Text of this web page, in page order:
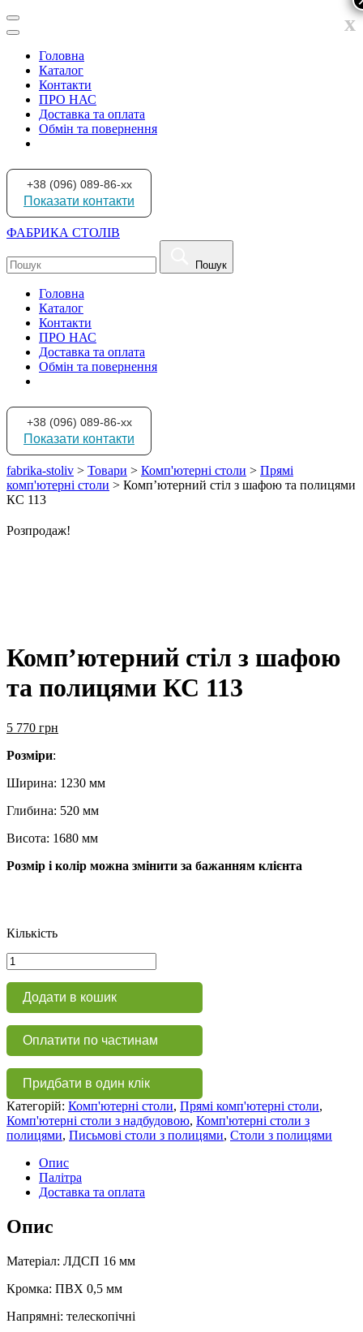
Головна
Каталог
Контакти
ПРО НАС
Доставка та оплата
Обмін та повернення
+38 (096) 089-86-xx
Показати контакти
ФАБРИКА СТОЛІВ
Пошук
Головна
Каталог
Контакти
ПРО НАС
Доставка та оплата
Обмін та повернення
+38 (096) 089-86-xx
Показати контакти
fabrika-stoliv > Товари > Комп'ютерні столи > Прямі
комп'ютерні столи > Комп’ютерний стіл з шафою та полицями
КС 113
Розпродаж!
Комп’ютерний стіл з шафою
та полицями КС 113
5 770 грн
Розміри:
Ширина: 1230 мм
Глибина: 520 мм
Висота: 1680 мм
Розмір і колір можна змінити за бажанням клієнта
Кількість
Комп'ютерний
стіл
з
шафою
та
полицями
кількість
Додати в кошик
Оплатити по частинам
Придбати в один клік
Категорій: Комп'ютерні столи, Прямі комп'ютерні столи,
Комп'ютерні столи з надбудовою, Комп'ютерні столи з
полицями, Письмові столи з полицями, Столи з полицями
Опис
Палітра
Доставка та оплата
Опис
Матеріал: ЛДСП 16 мм
Кромка: ПВХ 0,5 мм
Напрямні: телескопічні
x